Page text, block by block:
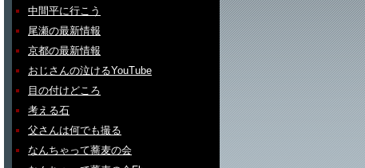
中間平に行こう
尾瀬の最新情報
京都の最新情報
おじさんの泣けるYouTube
目の付けどころ
考える石
父さんは何でも撮る
なんちゃって蕎麦の会